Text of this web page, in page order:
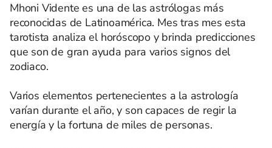
Mhoni Vidente es una de las astrólogas más
reconocidas de Latinoamérica. Mes tras mes esta
tarotista analiza el horóscopo y brinda predicciones
que son de gran ayuda para varios signos del
zodiaco.
Varios elementos pertenecientes a la astrología
varían durante el año, y son capaces de regir la
energía y la fortuna de miles de personas.